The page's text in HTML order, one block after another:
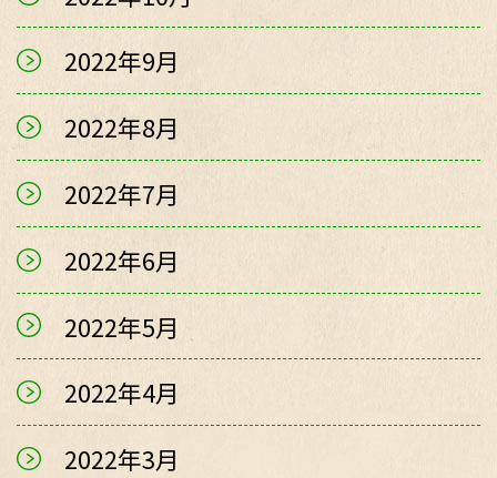
2022年9月
2022年8月
2022年7月
2022年6月
2022年5月
2022年4月
2022年3月